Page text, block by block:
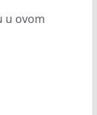
u ovom